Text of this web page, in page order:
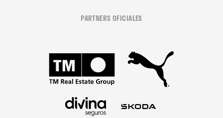
PARTNERS OFICIALES